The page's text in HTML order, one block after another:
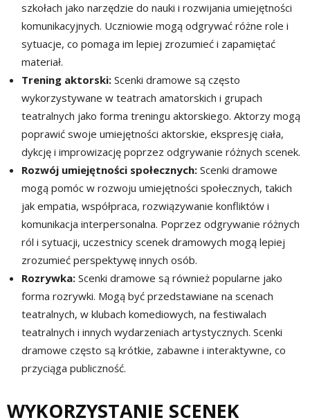
szkołach jako narzędzie do nauki i rozwijania umiejętności
komunikacyjnych. Uczniowie mogą odgrywać różne role i
sytuacje, co pomaga im lepiej zrozumieć i zapamiętać
materiał.
Trening aktorski: Scenki dramowe są często
wykorzystywane w teatrach amatorskich i grupach
teatralnych jako forma treningu aktorskiego. Aktorzy mogą
poprawić swoje umiejętności aktorskie, ekspresję ciała,
dykcję i improwizację poprzez odgrywanie różnych scenek.
Rozwój umiejętności społecznych: Scenki dramowe
mogą pomóc w rozwoju umiejętności społecznych, takich
jak empatia, współpraca, rozwiązywanie konfliktów i
komunikacja interpersonalna. Poprzez odgrywanie różnych
ról i sytuacji, uczestnicy scenek dramowych mogą lepiej
zrozumieć perspektywę innych osób.
Rozrywka: Scenki dramowe są również popularne jako
forma rozrywki. Mogą być przedstawiane na scenach
teatralnych, w klubach komediowych, na festiwalach
teatralnych i innych wydarzeniach artystycznych. Scenki
dramowe często są krótkie, zabawne i interaktywne, co
przyciąga publiczność.
WYKORZYSTANIE SCENEK